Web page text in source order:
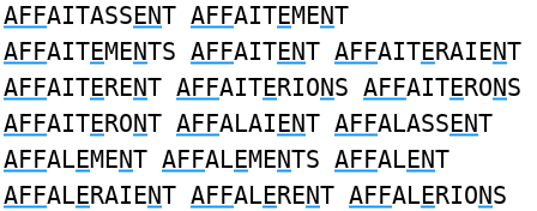
AFFAITASSENT AFFAITEMENT
AFFAITEMENTS AFFAITENT AFFAITERAIENT
AFFAITERENT AFFAITERIONS AFFAITERONS
AFFAITERONT AFFALAIENT AFFALASSENT
AFFALEMENT AFFALEMENTS AFFALENT
AFFALERAIENT AFFALERENT AFFALERIONS